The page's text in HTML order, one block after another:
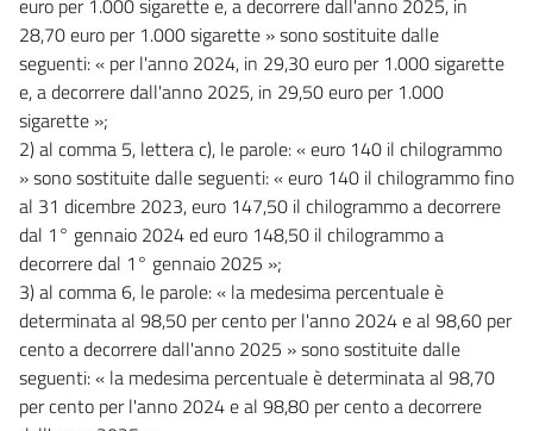
28,70 euro per 1.000 sigarette » sono sostituite dalle
seguenti: « per l'anno 2024, in 29,30 euro per 1.000 sigarette
e, a decorrere dall'anno 2025, in 29,50 euro per 1.000
sigarette »;
2) al comma 5, lettera c), le parole: « euro 140 il chilogrammo
» sono sostituite dalle seguenti: « euro 140 il chilogrammo fino
al 31 dicembre 2023, euro 147,50 il chilogrammo a decorrere
dal 1° gennaio 2024 ed euro 148,50 il chilogrammo a
decorrere dal 1° gennaio 2025 »;
3) al comma 6, le parole: « la medesima percentuale è
determinata al 98,50 per cento per l'anno 2024 e al 98,60 per
cento a decorrere dall'anno 2025 » sono sostituite dalle
seguenti: « la medesima percentuale è determinata al 98,70
per cento per l'anno 2024 e al 98,80 per cento a decorrere